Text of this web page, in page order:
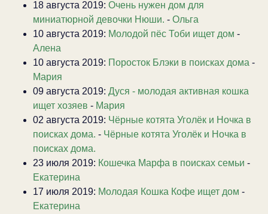
18 августа 2019: Очень нужен дом для
миниатюрной девочки Нюши. - Ольга
10 августа 2019: Молодой пёс Тоби ищет дом -
Алена
10 августа 2019: Поросток Блэки в поисках дома -
Мария
09 августа 2019: Дуся - молодая активная кошка
ищет хозяев - Мария
02 августа 2019: Чёрные котята Уголёк и Ночка в
поисках дома. - Чёрные котята Уголёк и Ночка в
поисках дома.
23 июля 2019: Кошечка Марфа в поисках семьи -
Екатерина
17 июля 2019: Молодая Кошка Кофе ищет дом -
Екатерина